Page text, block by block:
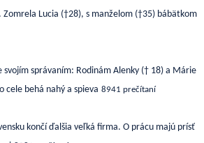
Lucia (†28), s manželom (†35) bábätkom
svojím správaním: Rodinám Alenky († 18) a Márie
cele behá nahý a spieva 8941 prečítaní
končí ďalšia veľká firma. O prácu majú prísť